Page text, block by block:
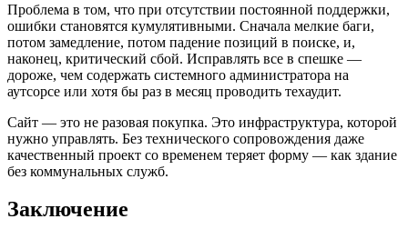
Проблема в том, что при отсутствии постоянной поддержки,
ошибки становятся кумулятивными. Сначала мелкие баги,
потом замедление, потом падение позиций в поиске, и,
наконец, критический сбой. Исправлять все в спешке —
дороже, чем содержать системного администратора на
аутсорсе или хотя бы раз в месяц проводить техаудит.
Сайт — это не разовая покупка. Это инфраструктура, которой
нужно управлять. Без технического сопровождения даже
качественный проект со временем теряет форму — как здание
без коммунальных служб.
Заключение